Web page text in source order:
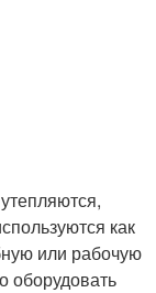
как
или рабочую
оборудовать